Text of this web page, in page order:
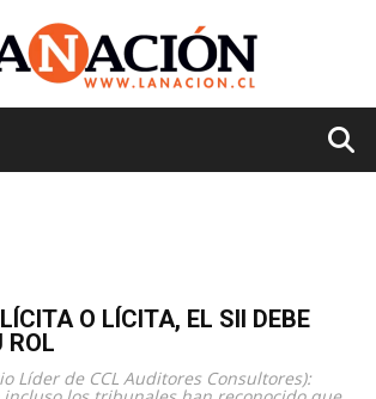
O LÍCITA, EL SII DEBE
ROL
Líder de CCL Auditores Consultores):